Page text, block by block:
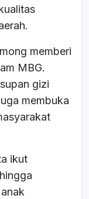
memberi
MBG.
gizi
membuka
ikut